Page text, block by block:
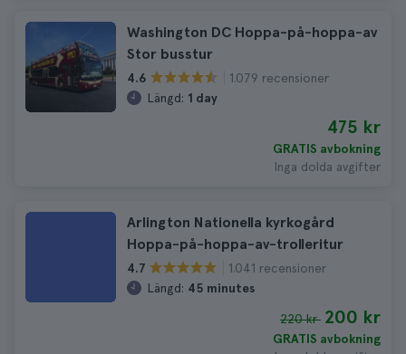
Washington DC Hoppa-på-hoppa-av
Stor busstur
4.6
1.079 recensioner
Längd: 1 day
475 kr
GRATIS avbokning
Inga dolda avgifter
Arlington Nationella kyrkogård
Hoppa-på-hoppa-av-trolleritur
4.7
1.041 recensioner
Längd: 45 minutes
220 kr 200 kr
GRATIS avbokning